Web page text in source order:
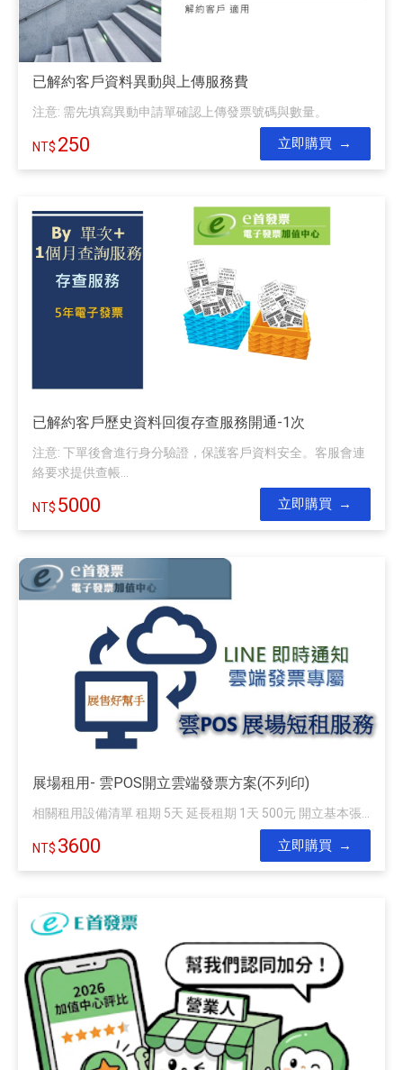
已解約客戶資料異動與上傳服務費
注意: 需先填寫異動申請單確認上傳發票號碼與數量。
250 立即購買
已解約客戶歷史資料回復存查服務開通-1次
注意: 下單後會進行身分驗證，保護客戶資料安全。客服會連
絡要求提供查帳...
5000 立即購買
展場租用- 雲POS開立雲端發票方案(不列印)
相關租用設備清單 租期 5天 延長租期 1天 500元 開立基本張...
3600 立即購買